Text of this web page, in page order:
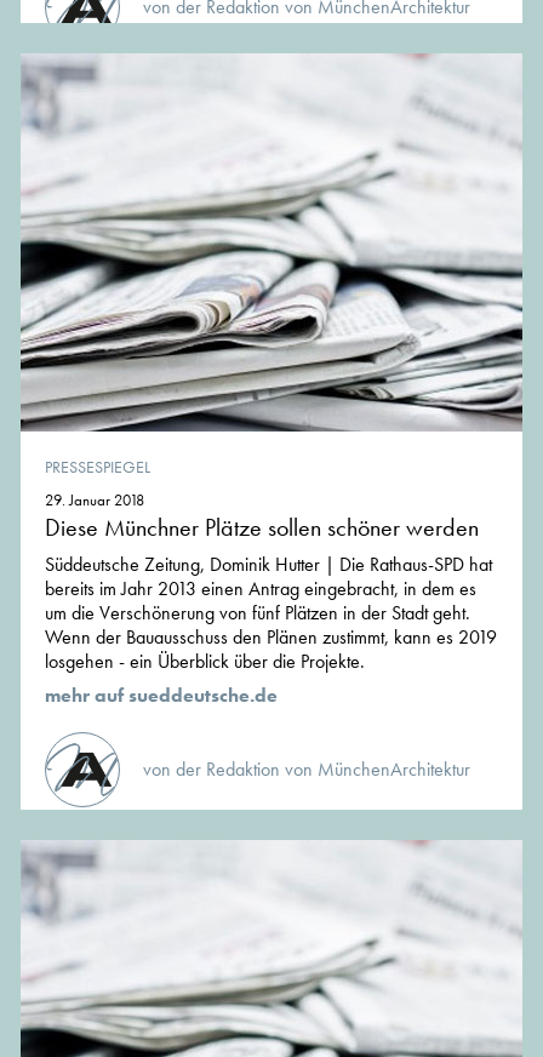
von der Redaktion von MünchenArchitektur
PRESSESPIEGEL
29. Januar 2018
Diese Münchner Plätze sollen schöner werden
Süddeutsche Zeitung, Dominik Hutter | Die Rathaus-SPD hat
bereits im Jahr 2013 einen Antrag eingebracht, in dem es
um die Verschönerung von fünf Plätzen in der Stadt geht.
Wenn der Bauausschuss den Plänen zustimmt, kann es 2019
losgehen - ein Überblick über die Projekte.
mehr auf sueddeutsche.de
von der Redaktion von MünchenArchitektur